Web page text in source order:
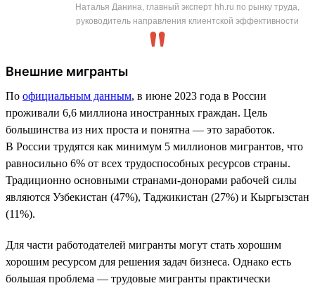
Наталья Данина, главный эксперт hh.ru по рынку труда,
руководитель направления клиентской эффективности
Внешние мигранты
По официальным данным, в июне 2023 года в России
проживали 6,6 миллиона иностранных граждан. Цель
большинства из них проста и понятна — это заработок.
В России трудятся как минимум 5 миллионов мигрантов, что
равносильно 6% от всех трудоспособных ресурсов страны.
Традиционно основными странами-донорами рабочей силы
являются Узбекистан (47%), Таджикистан (27%) и Кыргызстан
(11%).
Для части работодателей мигранты могут стать хорошим
хорошим ресурсом для решения задач бизнеса. Однако есть
большая проблема — трудовые мигранты практически